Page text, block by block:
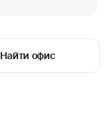
Найти офис